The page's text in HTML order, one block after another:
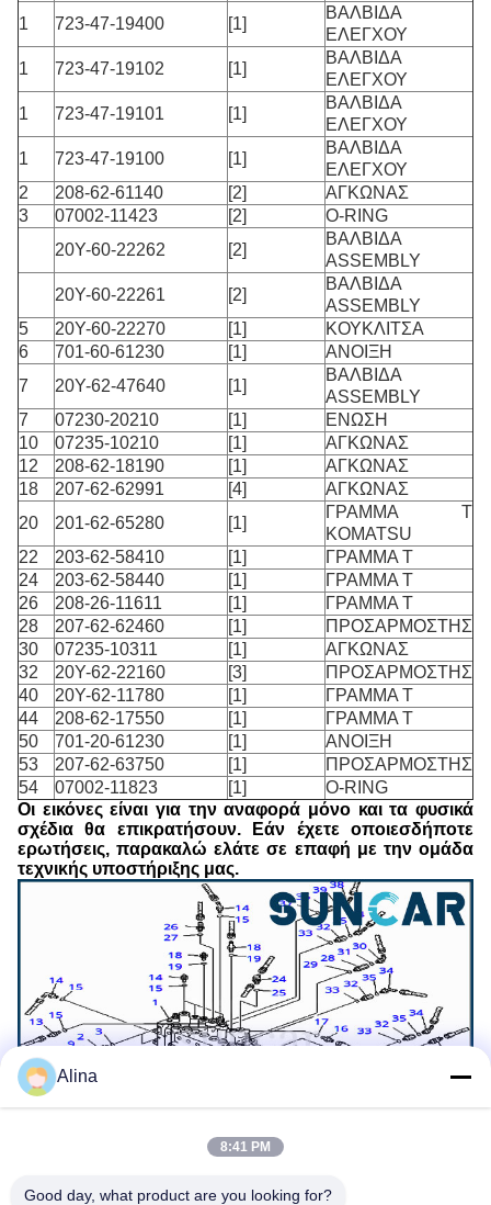
1
723-47-19400 [1]
ΒΑΛΒΙΔΑ
ΕΛΕΓΧΟΥ
1
723-47-19102 [1]
ΒΑΛΒΙΔΑ
ΕΛΕΓΧΟΥ
1
723-47-19101 [1]
ΒΑΛΒΙΔΑ
ΕΛΕΓΧΟΥ
1
723-47-19100 [1]
ΒΑΛΒΙΔΑ
ΕΛΕΓΧΟΥ
2
208-62-61140 [2]
ΑΓΚΩΝΑΣ
3
07002-11423 [2]
O-RING
20Y-60-22262
[2]
ΒΑΛΒΙΔΑ
ASSEMBLY
20Y-60-22261
[2]
ΒΑΛΒΙΔΑ
ASSEMBLY
5
20Y-60-22270 [1]
ΚΟΥΚΛΙΤΣΑ
6
701-60-61230 [1]
ΑΝΟΙΞΗ
7
20Y-62-47640 [1]
ΒΑΛΒΙΔΑ
ASSEMBLY
7
07230-20210 [1]
ΕΝΩΣΗ
10
07235-10210 [1]
ΑΓΚΩΝΑΣ
12
208-62-18190 [1]
ΑΓΚΩΝΑΣ
18
207-62-62991 [4]
ΑΓΚΩΝΑΣ
20
201-62-65280 [1]
ΓΡΑΜΜΑ Τ
KOMATSU
22
203-62-58410 [1]
ΓΡΑΜΜΑ Τ
24
203-62-58440 [1]
ΓΡΑΜΜΑ Τ
26
208-26-11611 [1]
ΓΡΑΜΜΑ Τ
28
207-62-62460 [1]
ΠΡΟΣΑΡΜΟΣΤΗΣ
30
07235-10311 [1]
ΑΓΚΩΝΑΣ
32
20Y-62-22160 [3]
ΠΡΟΣΑΡΜΟΣΤΗΣ
40
20Y-62-11780 [1]
ΓΡΑΜΜΑ Τ
44
208-62-17550 [1]
ΓΡΑΜΜΑ Τ
50
701-20-61230 [1]
ΑΝΟΙΞΗ
53
207-62-63750 [1]
ΠΡΟΣΑΡΜΟΣΤΗΣ
54
07002-11823 [1]
O-RING
Οι εικόνες είναι για την αναφορά μόνο και τα φυσικά
σχέδια θα επικρατήσουν. Εάν έχετε οποιεσδήποτε
ερωτήσεις, παρακαλώ ελάτε σε επαφή με την ομάδα
τεχνικής υποστήριξης μας.
Alina
8:41 PM
Good day, what product are you looking for?